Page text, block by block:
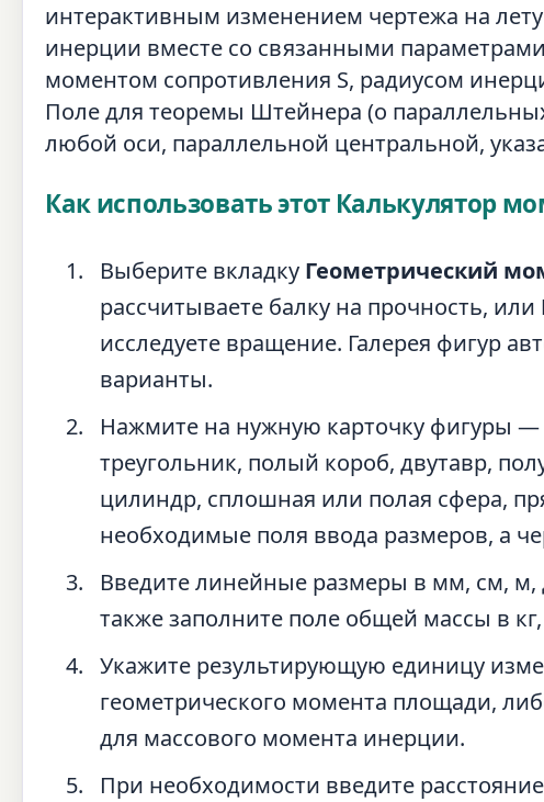
интерактивным изменением чертежа на
инерции вместе со связанными
моментом сопротивления S, радиусом
Поле для теоремы Штейнера (о
любой оси, параллельной центральной,
Как использовать этот Калькулятор
Выберите вкладку Геометрический
рассчитываете балку на прочность, или
исследуете вращение. Галерея фигур
варианты.
Нажмите на нужную карточку фигуры —
треугольник, полый короб, двутавр,
цилиндр, сплошная или полая сфера,
необходимые поля ввода размеров, а
Введите линейные размеры в мм, см,
также заполните поле общей массы в
Укажите результирующую единицу
геометрического момента площади,
для массового момента инерции.
При необходимости введите